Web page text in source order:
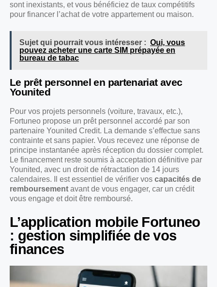
sont inexistants, et vous bénéficiez de taux compétitifs
pour financer l’achat de votre appartement ou maison.
Sujet qui pourrait vous intéresser : Oui, vous
pouvez acheter une carte SIM prépayée en
bureau de tabac
Le prêt personnel en partenariat avec
Younited
Pour vos projets personnels (voiture, travaux, etc.),
Fortuneo propose un prêt personnel accordé par son
partenaire Younited Credit. La demande s’effectue sans
contrainte et sans papier. Vous recevez une réponse de
principe instantanée après réception du dossier complet.
Le financement reste soumis à acceptation définitive par
Younited, avec un droit de rétractation de 14 jours
calendaires. Il est essentiel de vérifier vos capacités de
remboursement avant de vous engager, car un crédit
vous engage et doit être remboursé.
L’application mobile Fortuneo
: gestion simplifiée de vos
finances